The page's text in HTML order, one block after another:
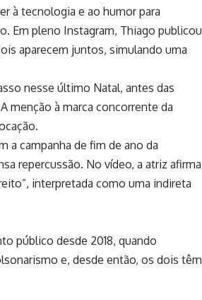
à tecnologia e ao humor para
Em pleno Instagram, Thiago publicou
aparecem juntos, simulando uma
nesse último Natal, antes das
menção à marca concorrente da
a campanha de fim de ano da
repercussão. No vídeo, a atriz afirma
interpretada como uma indireta
público desde 2018, quando
e, desde então, os dois têm